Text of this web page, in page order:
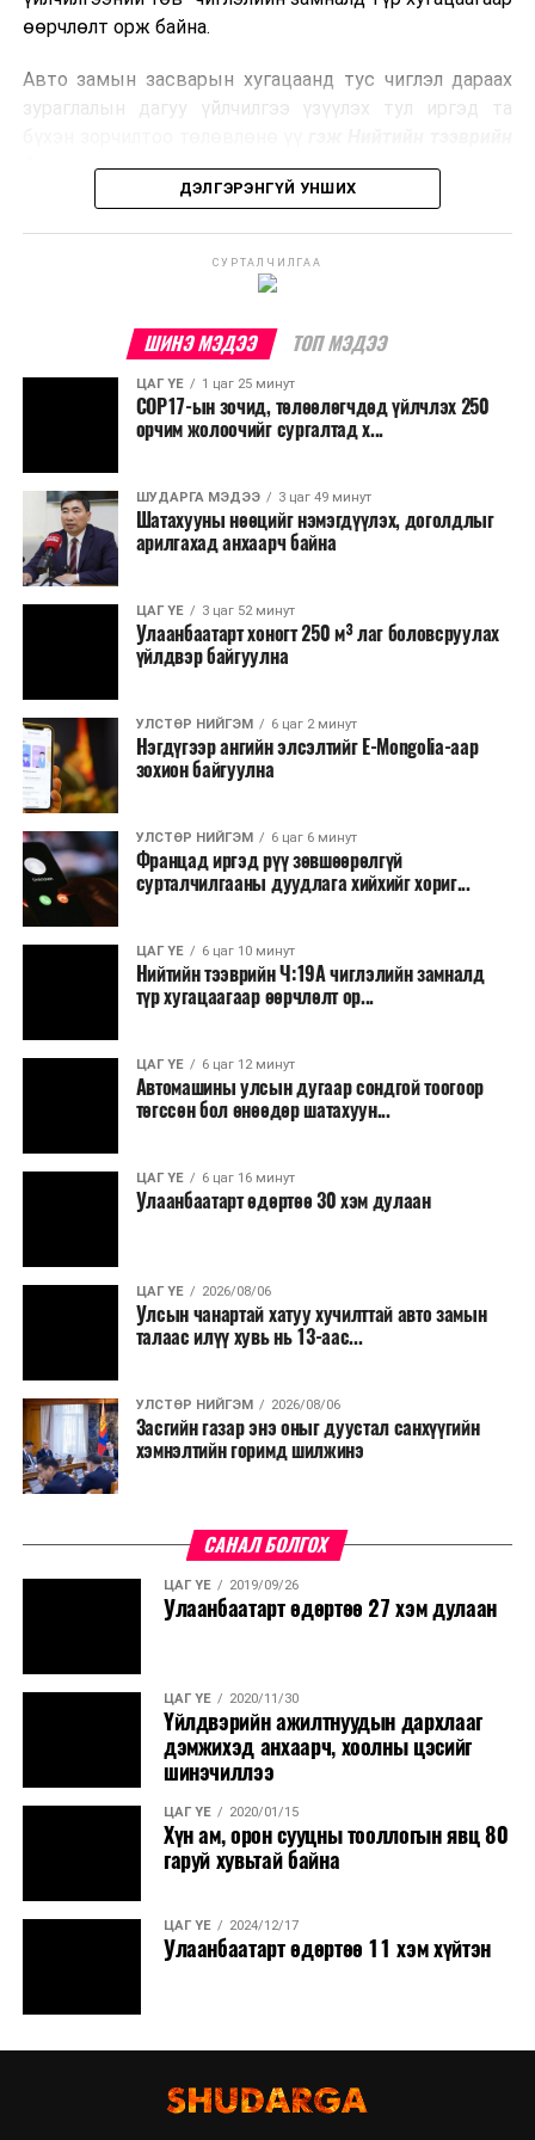
боловсруулах үйлдвэрүүдээр дулаан, цахилгаан
Ийнхүү лаг хатаах, шатаах технологийг лагийн
улсад өргөн ашиглаж байна.
өөрчлөлт орж байна.
Авто замын засварын хугацаанд тус чиглэл дараах
зураглалын дагуу үйлчилгээ үзүүлэх тул иргэд та
бодлогын газраас мэдээллээ.
ДЭЛГЭРЭНГҮЙ УНШИХ
СУРТАЛЧИЛГАА
ШИНЭ МЭДЭЭ ТОП МЭДЭЭ
ЦАГ ҮЕ 1 цаг 25 минут
COP17-ын зочид, төлөөлөгчдөд үйлчлэх 250
орчим жолоочийг сургалтад х...
ШУДАРГА МЭДЭЭ 3 цаг 49 минут
Шатахууны нөөцийг нэмэгдүүлэх, доголдлыг
арилгахад анхаарч байна
ЦАГ ҮЕ 3 цаг 52 минут
Улаанбаатарт хоногт 250 м³ лаг боловсруулах
үйлдвэр байгуулна
УЛСТӨР НИЙГЭМ 6 цаг 2 минут
Нэгдүгээр ангийн элсэлтийг E-Mongolia-аар
зохион байгуулна
УЛСТӨР НИЙГЭМ 6 цаг 6 минут
Францад иргэд рүү зөвшөөрөлгүй
сурталчилгааны дуудлага хийхийг хориг...
ЦАГ ҮЕ 6 цаг 10 минут
Нийтийн тээврийн Ч:19А чиглэлийн замналд
түр хугацаагаар өөрчлөлт ор...
ЦАГ ҮЕ 6 цаг 12 минут
Автомашины улсын дугаар сондгой тоогоор
төгссөн бол өнөөдөр шатахуун...
ЦАГ ҮЕ 6 цаг 16 минут
Улаанбаатарт өдөртөө 30 хэм дулаан
ЦАГ ҮЕ 2026/08/06
Улсын чанартай хатуу хучилттай авто замын
талаас илүү хувь нь 13-аас...
УЛСТӨР НИЙГЭМ 2026/08/06
Засгийн газар энэ оныг дуустал санхүүгийн
хэмнэлтийн горимд шилжинэ
САНАЛ БОЛГОХ
ЦАГ ҮЕ 2019/09/26
Улаанбаатарт өдөртөө 27 хэм дулаан
ЦАГ ҮЕ 2020/11/30
Үйлдвэрийн ажилтнуудын дархлааг
дэмжихэд анхаарч, хоолны цэсийг
шинэчиллээ
ЦАГ ҮЕ 2020/01/15
Хүн ам, орон сууцны тооллогын явц 80
гаруй хувьтай байна
ЦАГ ҮЕ 2024/12/17
Улаанбаатарт өдөртөө 11 хэм хүйтэн